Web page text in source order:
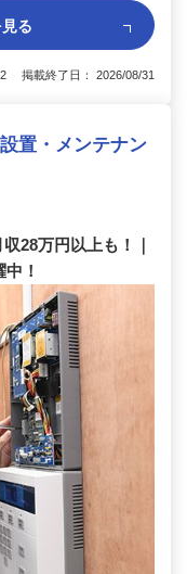
る
掲載終了日： 2026/08/31
置・メンテナン
28万円以上も！｜
！